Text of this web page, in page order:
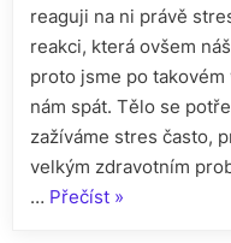
reaguji na ni právě
reakci, která ovšem
proto jsme po
nám spát. Tělo se
zažíváme stres často,
velkým zdravotním
… Přečíst„Vliv
»